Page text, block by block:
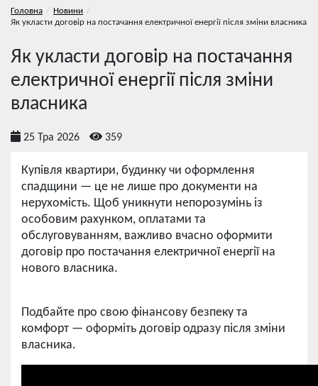
Головна
Новини
Як укласти договір на постачання електричної енергії після зміни власника
Як укласти договір на постачання
електричної енергії після зміни
власника
25 Тра 2026 359
Купівля квартири, будинку чи оформлення
спадщини — це не лише про документи на
нерухомість. Щоб уникнути непорозумінь із
особовим рахунком, оплатами та
обслуговуванням, важливо вчасно оформити
договір про постачання електричної енергії на
нового власника.
Подбайте про свою фінансову безпеку та
комфорт — оформіть договір одразу після зміни
власника.